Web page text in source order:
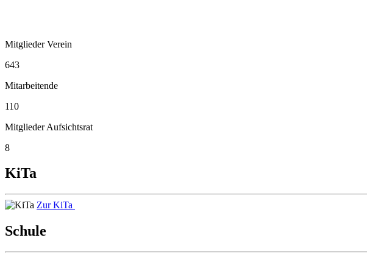
Mitglieder Verein
643
Mitarbeitende
110
Mitglieder Aufsichtsrat
8
KiTa
Zur KiTa
Schule